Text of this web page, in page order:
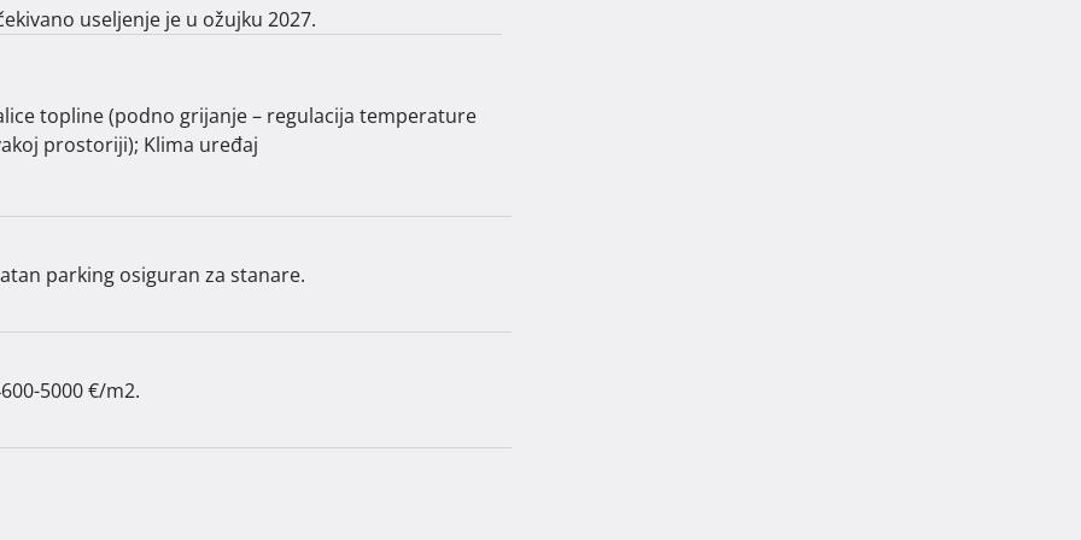
grijanje – regulacija temperature u svakoj
useljenje je u ožujku 2027.
topline (podno grijanje – regulacija temperature
prostoriji); Klima uređaj
parking osiguran za stanare.
5000 €/m2.